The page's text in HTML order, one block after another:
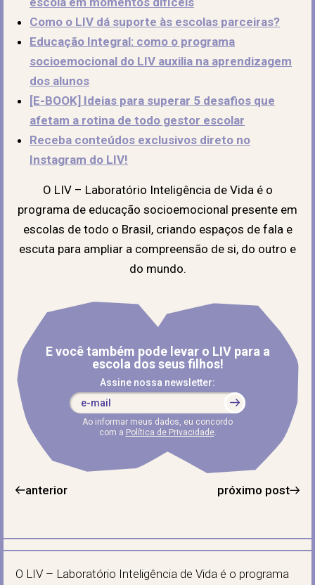
Como o LIV dá suporte às escolas parceiras?
Educação Integral: como o programa
socioemocional do LIV auxilia na aprendizagem
dos alunos
[E-BOOK] Ideias para superar 5 desafios que
afetam a rotina de todo gestor escolar
Receba conteúdos exclusivos direto no
Instagram do LIV!
O LIV – Laboratório Inteligência de Vida é o
programa de educação socioemocional presente em
escolas de todo o Brasil, criando espaços de fala e
escuta para ampliar a compreensão de si, do outro e
do mundo.
E você também pode levar o LIV para a
escola dos seus filhos!
Assine nossa newsletter:
Ao informar meus dados, eu concordo
com a Política de Privacidade.
anterior próximo post
O LIV – Laboratório Inteligência de Vida é o programa